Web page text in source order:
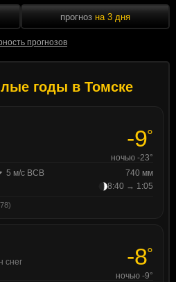
прогнозов
прогноз на 3 дня
годы в Томске
-9°
ночью -23°
5 м/с ВСВ
740 мм
8:40 → 1:05
снег -8°
ночью -9°